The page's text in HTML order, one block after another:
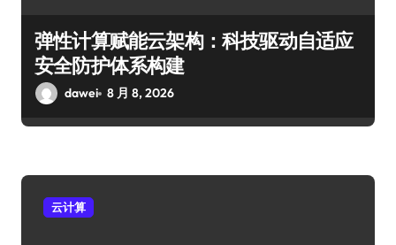
弹性计算赋能云架构：科技驱动自适应
安全防护体系构建
dawei 8 月 8, 2026
云计算